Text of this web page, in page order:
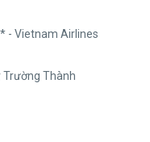
- Vietnam Airlines
Trường Thành